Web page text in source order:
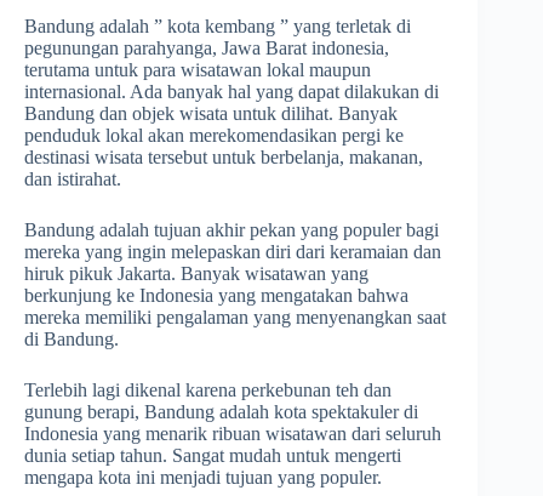
Bandung adalah ” kota kembang ” yang terletak di
pegunungan parahyanga, Jawa Barat indonesia,
terutama untuk para wisatawan lokal maupun
internasional. Ada banyak hal yang dapat dilakukan di
Bandung dan objek wisata untuk dilihat. Banyak
penduduk lokal akan merekomendasikan pergi ke
destinasi wisata tersebut untuk berbelanja, makanan,
dan istirahat.
Bandung adalah tujuan akhir pekan yang populer bagi
mereka yang ingin melepaskan diri dari keramaian dan
hiruk pikuk Jakarta. Banyak wisatawan yang
berkunjung ke Indonesia yang mengatakan bahwa
mereka memiliki pengalaman yang menyenangkan saat
di Bandung.
Terlebih lagi dikenal karena perkebunan teh dan
gunung berapi, Bandung adalah kota spektakuler di
Indonesia yang menarik ribuan wisatawan dari seluruh
dunia setiap tahun. Sangat mudah untuk mengerti
mengapa kota ini menjadi tujuan yang populer.